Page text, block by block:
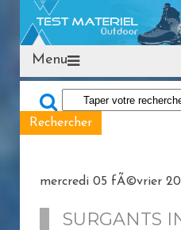
Menu
mercredi 05 fÃ©vrier
SURGANTS